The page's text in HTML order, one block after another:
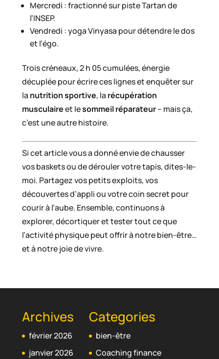
Mercredi : fractionné sur piste Tartan de
l’INSEP.
Vendredi : yoga Vinyasa pour détendre le dos
et l’égo.
Trois créneaux, 2 h 05 cumulées, énergie
décuplée pour écrire ces lignes et enquêter sur
la nutrition sportive, la récupération
musculaireet lesommeil réparateur– mais ça,
c’est une autre histoire.
Si cet article vous a donné envie de chausser
vos baskets ou de dérouler votre tapis, dites-le-
moi. Partagez vos petits exploits, vos
découvertes d’appli ou votre coin secret pour
courir à l’aube. Ensemble, continuons à
explorer, décortiquer et tester tout ce que
l’activité physique peut offrir à notre bien-être…
et à notre joie de vivre.
Archives
février 2026
janvier 2026
Categories
bien-être
Coaching finance